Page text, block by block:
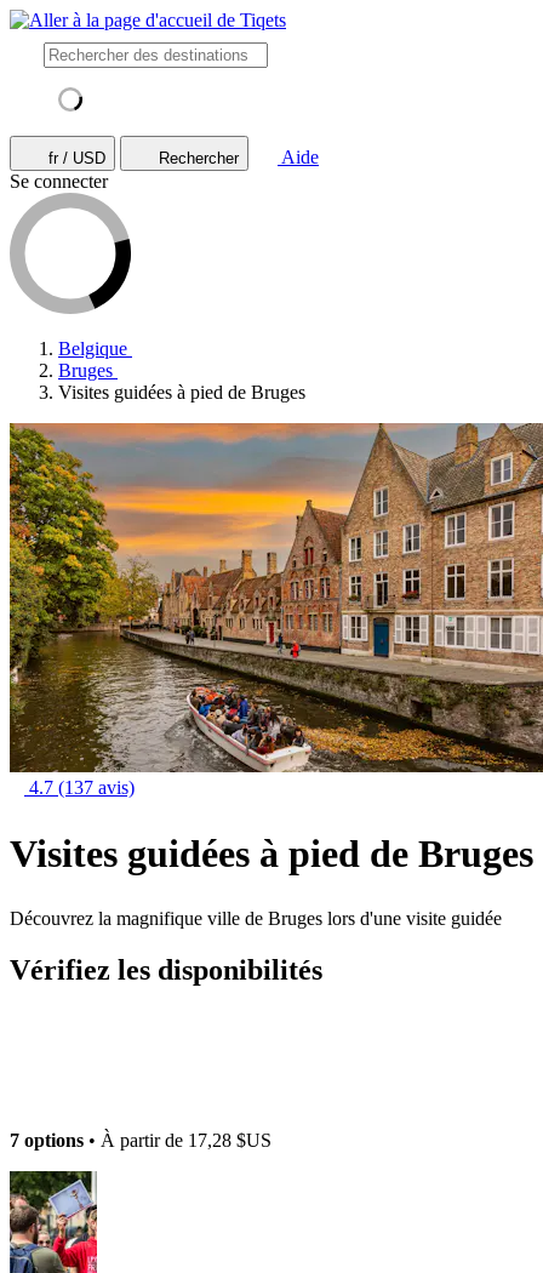
fr / USD Rechercher
Aide
Se connecter
Belgique
Bruges
Visites guidées à pied de Bruges
4.7 (137 avis)
Visites guidées à pied de Bruges
Découvrez la magnifique ville de Bruges lors d'une visite guidée
Vérifiez les disponibilités
7 options • À partir de 17,28 $US